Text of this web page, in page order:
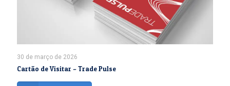
30 de março de 2026
Cartão de Visitar – Trade Pulse